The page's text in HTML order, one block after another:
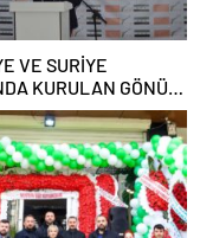
VE SURİYE
KURULAN GÖNÜL
MOHAMAD
VE UFUK